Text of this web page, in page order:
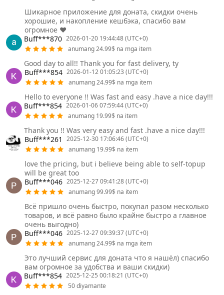
Шикарное приложение для доната, скидки очень
хорошие, и накопление кешбэка, спасибо вам
огромное ❤️
Buff***870 2026-01-20 19:44:48 (UTC+0)
anumang 24.99$ na mga item
Good day to all!! Thank you for fast delivery, ty
Buff***854 2026-01-12 01:05:23 (UTC+0)
anumang 24.99$ na mga item
Hello to everyone !! Was fast and easy .have a nice day!!!
Buff***854 2026-01-06 07:59:44 (UTC+0)
anumang 19.99$ na item
Thank you !! Was very easy and fast .have a nice day!!!
Buff***261
2025-12-30 17:06:46 (UTC+0)
anumang 19.99$ na item
love the pricing, but i believe being able to self-topup
will be great too
Buff***046 2025-12-27 09:41:28 (UTC+0)
anumang 99.99$ na item
Всё пришло очень быстро, покупал разом несколько
товаров, и всё равно было крайне быстро а главное
очень выгодно)
Buff***046 2025-12-27 09:39:37 (UTC+0)
anumang 24.99$ na mga item
Это лучший сервис для доната что я нашёл) спасибо
вам огромное за удобства и ваши скидки)
Buff***854 2025-12-25 00:18:21 (UTC+0)
50 diyamante